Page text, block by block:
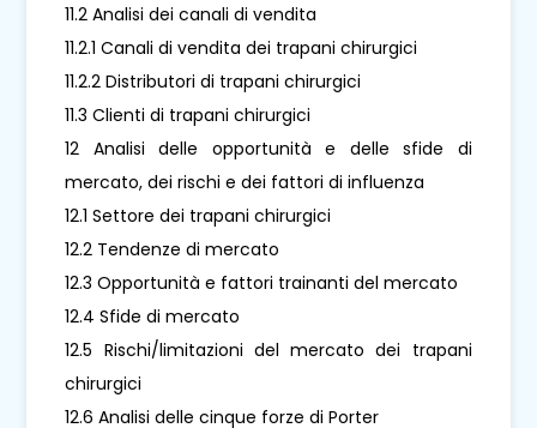
11.2 Analisi dei canali di vendita
11.2.1 Canali di vendita dei trapani chirurgici
11.2.2 Distributori di trapani chirurgici
11.3 Clienti di trapani chirurgici
12 Analisi delle opportunità e delle sfide di
mercato, dei rischi e dei fattori di influenza
12.1 Settore dei trapani chirurgici
12.2 Tendenze di mercato
12.3 Opportunità e fattori trainanti del mercato
12.4 Sfide di mercato
12.5 Rischi/limitazioni del mercato dei trapani
chirurgici
12.6 Analisi delle cinque forze di Porter